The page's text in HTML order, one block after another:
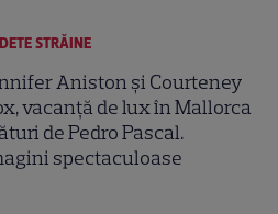
STRĂINE
Aniston și Courteney
vacanță de lux în Mallorca
de Pedro Pascal.
spectaculoase